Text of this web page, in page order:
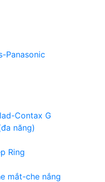
Panasonic
Contax G
năng)
Ring
mắt-che nắng